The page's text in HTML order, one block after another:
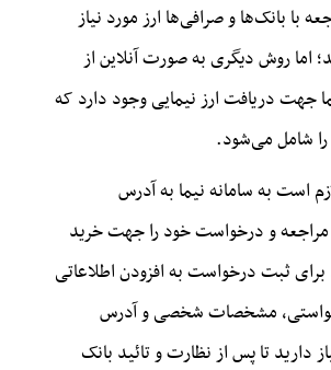
با بانک‌ها و صرافی‌ها ارز مورد نیاز
اما روش دیگری به صورت آنلاین از
جهت دریافت ارز نیمایی وجود دارد که
شامل می‌شود.
است به سامانه نیما به آدرس
www.ntsw.ir مراجعه و درخواست خود را جهت خرید
برای ثبت درخواست به افزودن اطلاعاتی
مشخصات شخصی و آدرس
تا پس از نظارت و تائید بانک